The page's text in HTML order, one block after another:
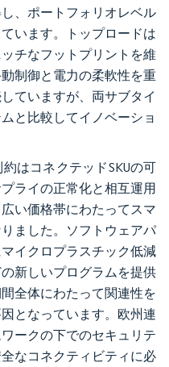
、ポートフォリオレベル
います。トップロードは
チなフットプリントを維
制御と電力の柔軟性を重
ていますが、両サブタイ
と比較してイノベーショ
はコネクテッドSKUの可
ライの正常化と相互運用
い価格帯にわたってスマ
ました。ソフトウェアパ
イクロプラスチック低減
新しいプログラムを提供
全体にわたって関連性を
となっています。欧州連
ークの下でのセキュリテ
なコネクティビティに必